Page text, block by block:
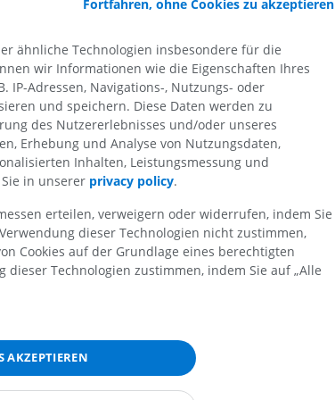
PREMIUM
Röntgenaufnahme der
unteren Extremität
Röntgenbilder
KOSTENLOS
MRT der unteren Extremität
MRT
PREMIUM
Hüft-MRT
MRT
PREMIUM
MRT
Fortfahren, ohne Cookies zu akzeptieren
ähnliche Technologien insbesondere für die
wir Informationen wie die Eigenschaften Ihres
IP-Adressen, Navigations-, Nutzungs- oder
und speichern. Diese Daten werden zu
des Nutzererlebnisses und/oder unseres
Erhebung und Analyse von Nutzungsdaten,
Inhalten, Leistungsmessung und
in unserer privacy policy.
erteilen, verweigern oder widerrufen, indem Sie
dieser Technologien nicht zustimmen,
Cookies auf der Grundlage eines berechtigten
Technologien zustimmen, indem Sie auf „Alle
AKZEPTIEREN